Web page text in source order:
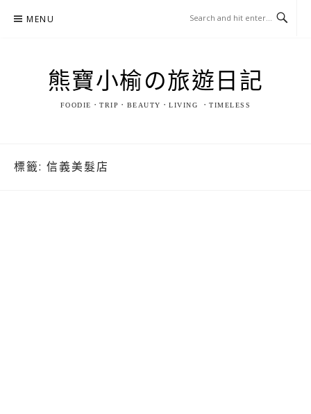
MENU
熊寶小榆の旅遊日記
FOODIE．TRIP．BEAUTY．LIVING ．TIMELESS
標籤: 信義美髮店